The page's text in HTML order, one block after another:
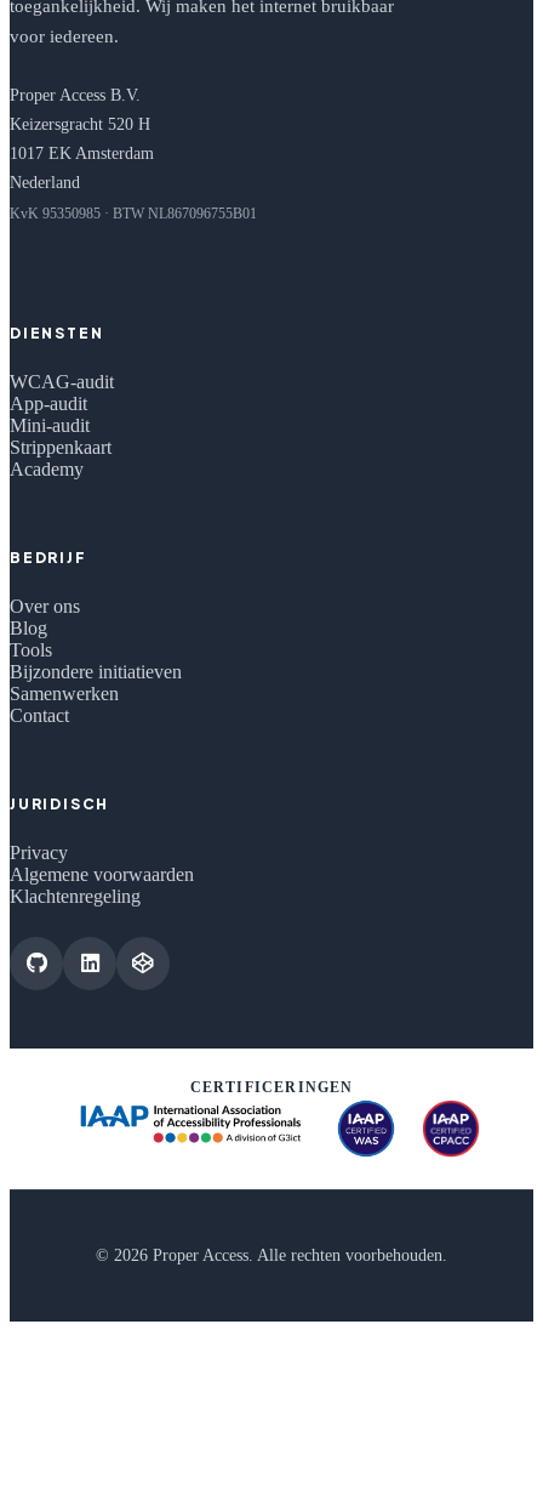
toegankelijkheid. Wij maken het internet bruikbaar
voor iedereen.
Proper Access B.V.
Keizersgracht 520 H
1017 EK Amsterdam
Nederland
KvK 95350985 · BTW NL867096755B01
DIENSTEN
WCAG-audit
App-audit
Mini-audit
Strippenkaart
Academy
BEDRIJF
Over ons
Blog
Tools
Bijzondere initiatieven
Samenwerken
Contact
JURIDISCH
Privacy
Algemene voorwaarden
Klachtenregeling
CERTIFICERINGEN
© 2026 Proper Access. Alle rechten voorbehouden.